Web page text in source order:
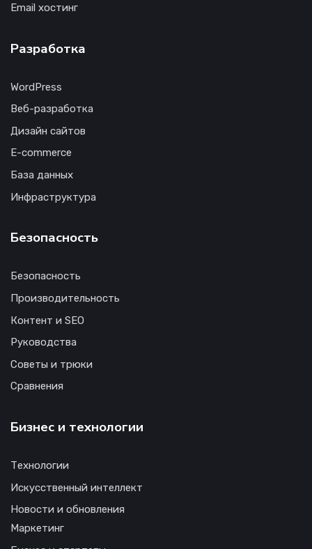
Email хостинг
Разработка
WordPress
Веб-разработка
Дизайн сайтов
E-commerce
База данных
Инфраструктура
Безопасность
Безопасность
Производительность
Контент и SEO
Руководства
Советы и трюки
Сравнения
Бизнес и технологии
Технологии
Искусственный интеллект
Новости и обновления
Маркетинг